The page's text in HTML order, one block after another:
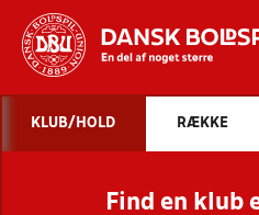
STILLINGER,
KLUB/HOLD RÆKKE
Find en klub